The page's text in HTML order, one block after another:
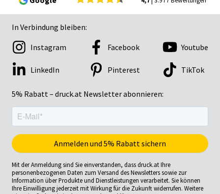
In Verbindung bleiben:
5% Rabatt – druck.at Newsletter abonnieren:
Instagram Facebook Youtube
LinkedIn Pinterest TikTok
Mit der Anmeldung sind Sie einverstanden, dass druck.at Ihre
personenbezogenen Daten zum Versand des Newsletters sowie zur
Information über Produkte und Dienstleistungen verarbeitet. Sie können
Ihre Einwilligung jederzeit mit Wirkung für die Zukunft widerrufen. Weitere